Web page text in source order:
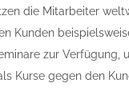
die Mitarbeiter
Kunden
zur Verfügung,
Kurse gegen den